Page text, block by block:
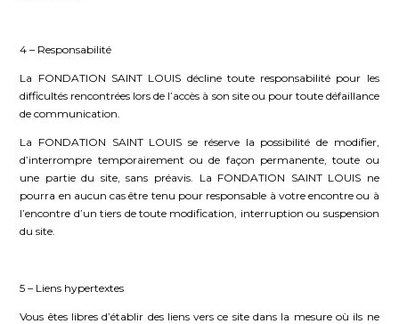
4 – Responsabilité
La FONDATION SAINT LOUIS décline toute responsabilité pour les
difficultés rencontrées lors de l’accès à son site ou pour toute défaillance
de communication.
La FONDATION SAINT LOUIS se réserve la possibilité de modifier,
d’interrompre temporairement ou de façon permanente, toute ou
une partie du site, sans préavis. La FONDATION SAINT LOUIS ne
pourra en aucun cas être tenu pour responsable à votre encontre ou à
l’encontre d’un tiers de toute modification, interruption ou suspension
du site.
5 – Liens hypertextes
Vous êtes libres d’établir des liens vers ce site dans la mesure où ils ne